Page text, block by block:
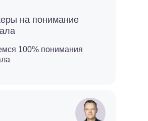
100% понимания
на понимание